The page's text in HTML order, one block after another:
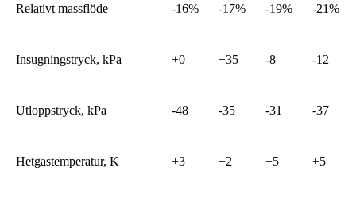
Relativt massflöde -16% -17% -19% -21%
Insugningstryck, kPa +0 +35 -8 -12
Utloppstryck, kPa -48 -35 -31 -37
Hetgastemperatur, K +3 +2 +5 +5